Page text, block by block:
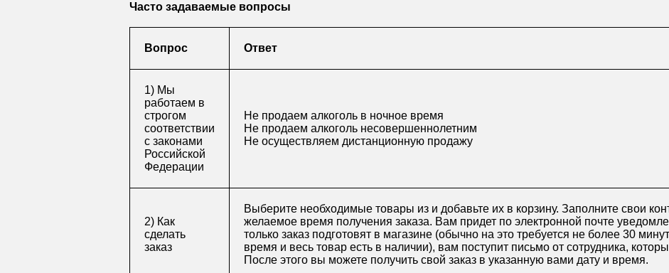
Часто задаваемые вопросы
Вопрос Ответ
1) Мы
работаем в
строгом
соответствии
с законами
Российской
Федерации
Не продаем алкоголь в ночное время
Не продаем алкоголь несовершеннолетним
Не осуществляем дистанционную продажу
2) Как
сделать
заказ
Выберите необходимые товары из и добавьте их в корзину. Заполните свои
желаемое время получения заказа. Вам придет по электронной почте
только заказ подготовят в магазине (обычно на это требуется не более 30
время и весь товар есть в наличии), вам поступит письмо от сотрудника,
После этого вы можете получить свой заказ в указанную вами дату и время.